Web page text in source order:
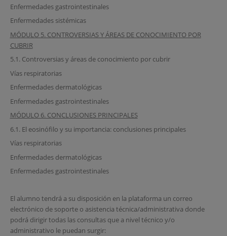
Enfermedades gastrointestinales
Enfermedades sistémicas
MÓDULO 5. CONTROVERSIAS Y ÁREAS DE CONOCIMIENTO POR
CUBRIR
5.1. Controversias y áreas de conocimiento por cubrir
Vías respiratorias
Enfermedades dermatológicas
Enfermedades gastrointestinales
MÓDULO 6. CONCLUSIONES PRINCIPALES
6.1. El eosinófilo y su importancia: conclusiones principales
Vías respiratorias
Enfermedades dermatológicas
Enfermedades gastrointestinales
El alumno tendrá a su disposición en la plataforma un correo
electrónico de soporte o asistencia técnica/administrativa donde
podrá dirigir todas las consultas que a nivel técnico y/o
administrativo le puedan surgir: